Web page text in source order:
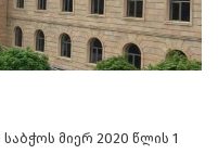
მიერ 2020 წლის 1